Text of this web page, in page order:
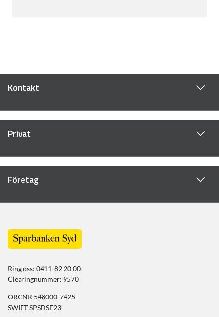
Kontakt
Privat
Företag
Ring oss: 0411-82 20 00
Clearingnummer: 9570
ORGNR 548000-7425
SWIFT SPSDSE23